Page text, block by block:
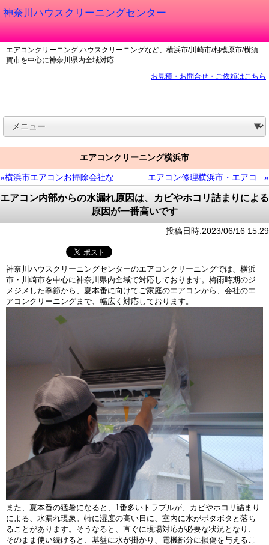
神奈川ハウスクリーニングセンター
エアコンクリーニング,ハウスクリーニングなど、横浜市/川崎市/相模原市/横須
賀市を中心に神奈川県内全域対応
お見積・お問合せ・ご依頼はこちら
エアコンクリーニング横浜市
«横浜市エアコンお掃除会社な... エアコン修理横浜市・エアコ...»
エアコン内部からの水漏れ原因は、カビやホコリ詰まりによる
原因が一番高いです
投稿日時:2023/06/16 15:29
神奈川ハウスクリーニングセンターのエアコンクリーニングでは、横浜
市・川崎市を中心に神奈川県内全域で対応しております。梅雨時期のジ
メジメした季節から、夏本番に向けてご家庭のエアコンから、会社のエ
アコンクリーニングまで、幅広く対応しております。
また、夏本番の猛暑になると、1番多いトラブルが、カビやホコリ詰まり
による、水漏れ現象。特に湿度の高い日に、室内に水がボタボタと落ち
ることがあります。そうなると、直ぐに現場対応が必要な状況となり、
そのまま使い続けると、基盤に水が掛かり、電機部分に損傷を与えるこ